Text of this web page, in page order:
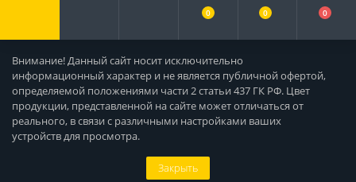
Внимание! Данный сайт носит исключительно
информационный характер и не является публичной офертой,
определяемой положениями части 2 статьи 437 ГК РФ. Цвет
продукции, представленной на сайте может отличаться от
реального, в связи с различными настройками ваших
устройств для просмотра.
Закрыть
0 0 0